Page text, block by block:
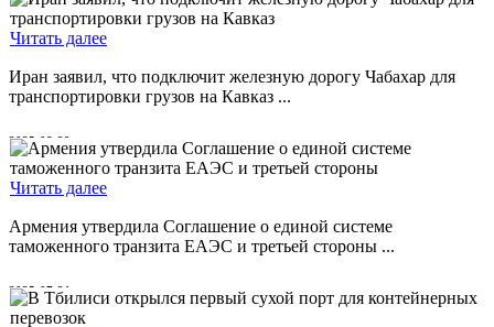
2025-10-07
Читать далее
Иран заявил, что подключит железную дорогу Чабахар для
транспортировки грузов на Кавказ ...
2025-08-29
Читать далее
Армения утвердила Соглашение о единой системе
таможенного транзита ЕАЭС и третьей стороны ...
2025-07-31